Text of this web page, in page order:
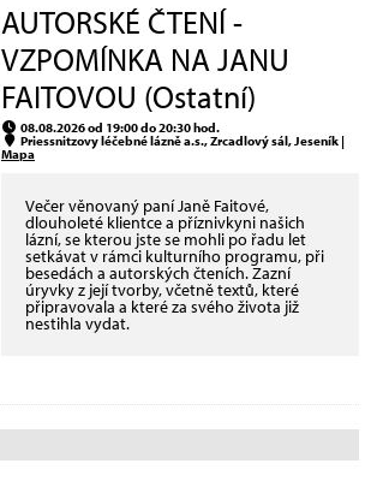
AUTORSKÉ ČTENÍ -
VZPOMÍNKA NA JANU
FAITOVOU (Ostatní)
08.08.2026 od 19:00 do 20:30 hod.
Priessnitzovy léčebné lázně a.s., Zrcadlový sál, Jeseník |
Mapa
Večer věnovaný paní Janě Faitové,
dlouholeté klientce a příznivkyni našich
lázní, se kterou jste se mohli po řadu let
setkávat v rámci kulturního programu, při
besedách a autorských čteních. Zazní
úryvky z její tvorby, včetně textů, které
připravovala a které za svého života již
nestihla vydat.